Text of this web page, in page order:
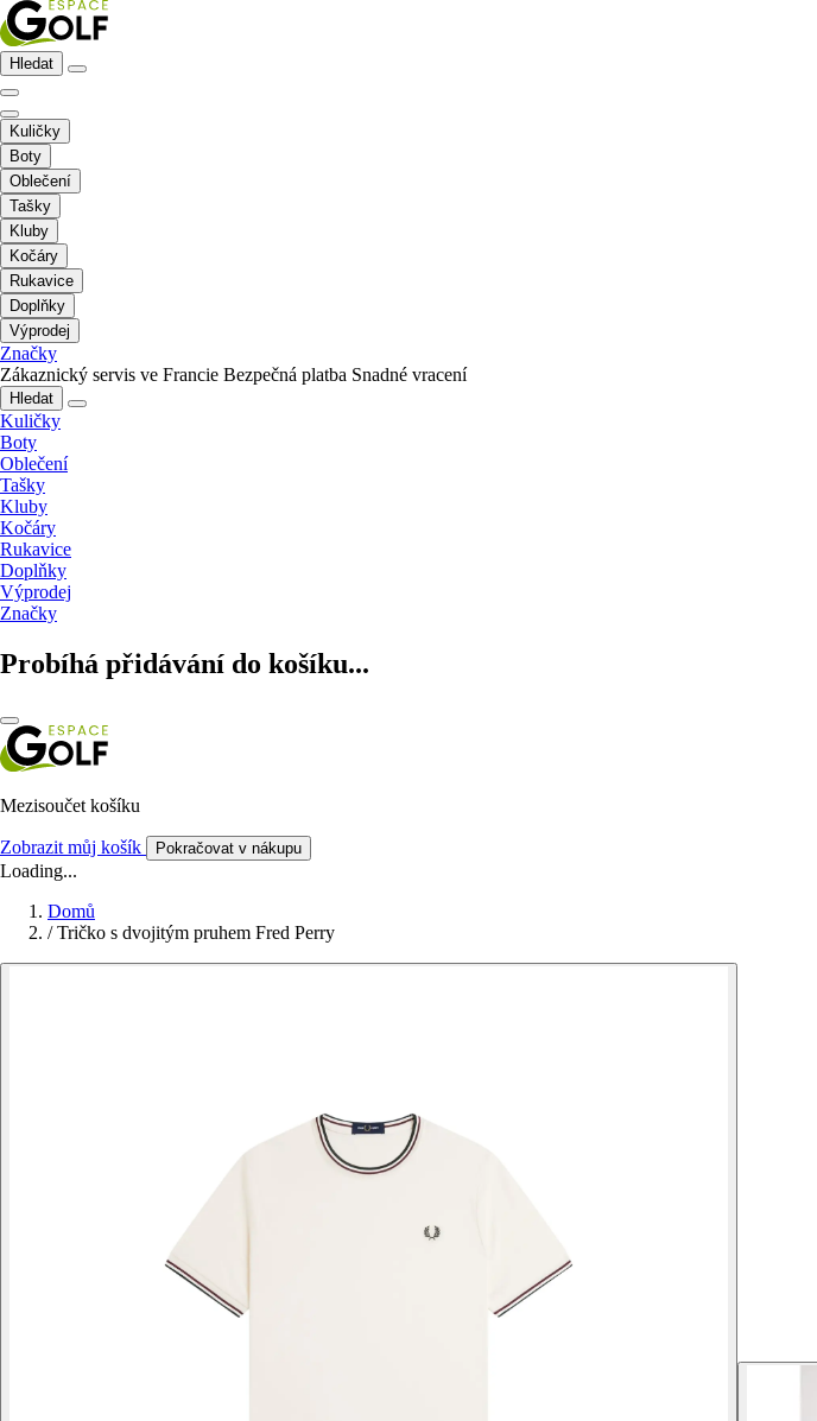
Hledat
Kuličky
Boty
Oblečení
Tašky
Kluby
Kočáry
Rukavice
Doplňky
Výprodej
Značky
Zákaznický servis ve Francie Bezpečná platba Snadné vracení
Hledat
Kuličky
Boty
Oblečení
Tašky
Kluby
Kočáry
Rukavice
Doplňky
Výprodej
Značky
Probíhá přidávání do košíku...
Mezisoučet košíku
Zobrazit můj košík Pokračovat v nákupu
Loading...
Domů
/ Tričko s dvojitým pruhem Fred Perry